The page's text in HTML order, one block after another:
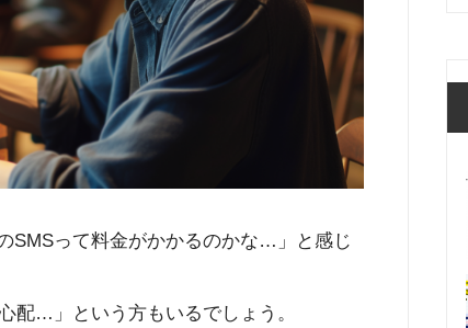
SMSって料金がかかるのかな…」と感じ
配…」という方もいるでしょう。